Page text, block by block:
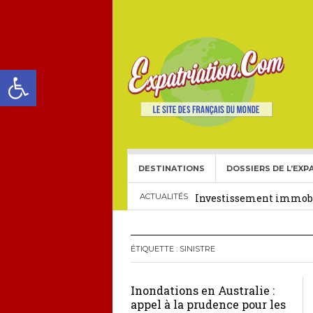
Ouvrir la barre d’outils
DESTINATIONS DOSSIERS DE
ACTUALITÉS
Choisir une école
Investissement
Crédit Immobilier pour
Le visa américain Gold
Héritage pour Français
ÉTIQUETTE : SINISTRE
Inondations en Australie :
appel à la prudence pour les